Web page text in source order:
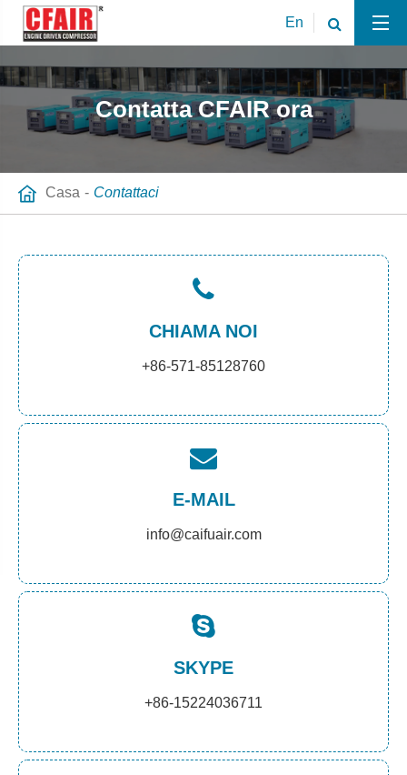
En
Contatta CFAIR ora
Casa Contattaci
CHIAMA NOI
+86-571-85128760
E-MAIL
info@caifuair.com
SKYPE
+86-15224036711